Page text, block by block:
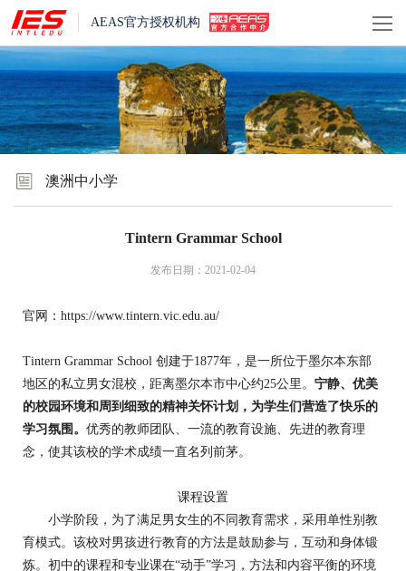
AEAS官方授权机构
澳洲中小学
Tintern Grammar School
发布日期：2021-02-04
官网： https://www.tintern.vic.edu.au/
Tintern Grammar School 创建于1877年，是一所位于墨尔本东部
地区的私立男女混校，距离墨尔本市中心约25公里。 宁静、优美
的校园环境和周到细致的精神关怀计划，为学生们营造了快乐的
学习氛围。 优秀的教师团队、一流的教育设施、先进的教育理
念，使其该校的学术成绩一直名列前茅。
课程设置
小学阶段，为了满足男女生的不同教育需求，采用单性别教
育模式。该校对男孩进行教育的方法是鼓励参与，互动和身体锻
炼。初中的课程和专业课在“动手”学习，方法和内容平衡的环境